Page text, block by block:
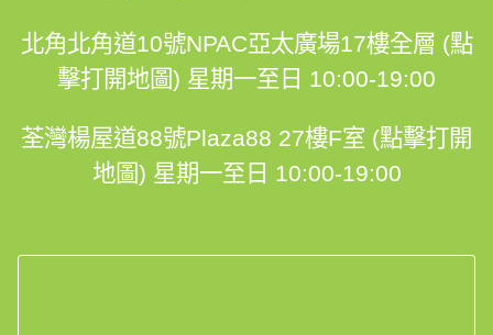
北角北角道10號NPAC亞太廣場17樓全層 (點
擊打開地圖) 星期一至日 10:00-19:00
荃灣楊屋道88號Plaza88 27樓F室 (點擊打開
地圖) 星期一至日 10:00-19:00